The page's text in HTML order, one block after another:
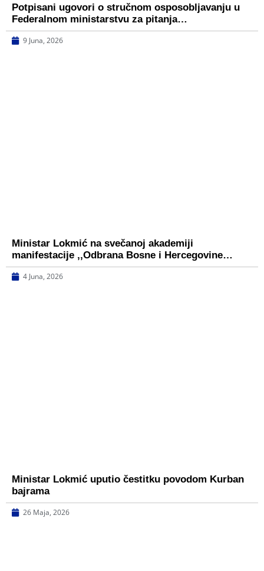
Potpisani ugovori o stručnom osposobljavanju u
Federalnom ministarstvu za pitanja…
9 Juna, 2026
Ministar Lokmić na svečanoj akademiji
manifestacije ,,Odbrana Bosne i Hercegovine…
4 Juna, 2026
Ministar Lokmić uputio čestitku povodom Kurban
bajrama
26 Maja, 2026